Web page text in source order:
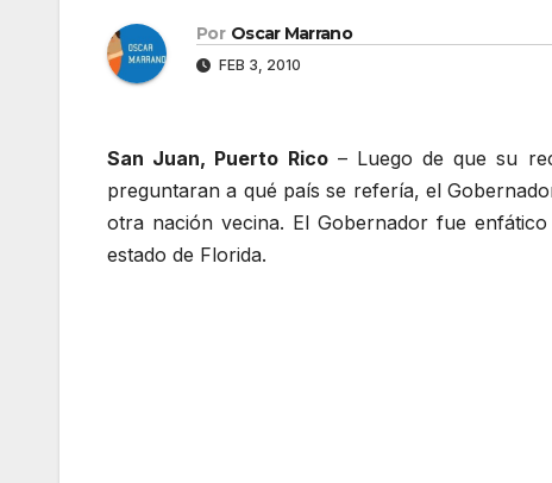
Por Oscar Marrano
FEB 3, 2010
San Juan, Puerto Rico– Luego de que su
preguntaran a qué país se refería, el
otra nación vecina. El Gobernador fue
estado de Florida.